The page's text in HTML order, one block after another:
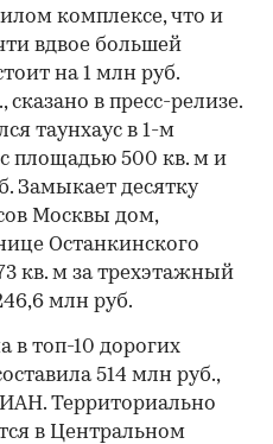
комплексе, что и
вдвое большей
на 1 млн руб.
в пресс-релизе.
таунхаус в 1-м
площадью 500 кв. м и
Замыкает десятку
Москвы дом,
Останкинского
кв. м за трехэтажный
млн руб.
в топ-10 дорогих
514 млн руб.,
Территориально
в Центральном